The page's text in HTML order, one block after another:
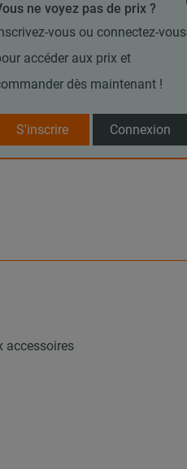
ne voyez pas de prix ?
vous ou connectez-vous
accéder aux prix et
dès maintenant !
S'inscrire Connexion
accessoires